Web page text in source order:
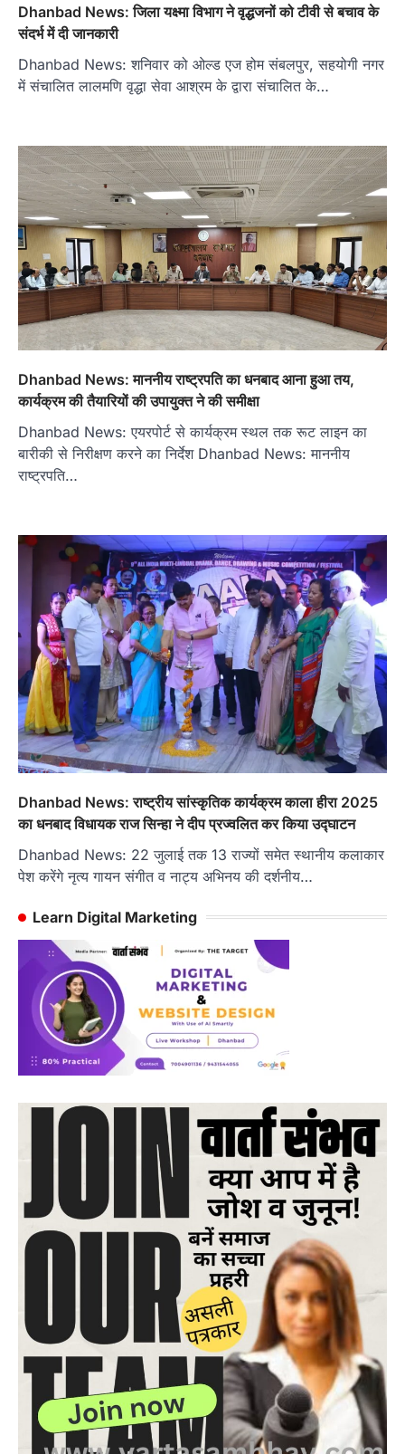
Dhanbad News: जिला यक्ष्मा विभाग ने वृद्धजनों को टीवी से बचाव के
संदर्भ में दी जानकारी
Dhanbad News: शनिवार को ओल्ड एज होम संबलपुर, सहयोगी नगर
में संचालित लालमणि वृद्धा सेवा आश्रम के द्वारा संचालित के…
Dhanbad News: माननीय राष्ट्रपति का धनबाद आना हुआ तय,
कार्यक्रम की तैयारियों की उपायुक्त ने की समीक्षा
Dhanbad News: एयरपोर्ट से कार्यक्रम स्थल तक रूट लाइन का
बारीकी से निरीक्षण करने का निर्देश Dhanbad News: माननीय
राष्ट्रपति…
Dhanbad News: राष्ट्रीय सांस्कृतिक कार्यक्रम काला हीरा 2025
का धनबाद विधायक राज सिन्हा ने दीप प्रज्वलित कर किया उद्घाटन
Dhanbad News: 22 जुलाई तक 13 राज्यों समेत स्थानीय कलाकार
पेश करेंगे नृत्य गायन संगीत व नाट्य अभिनय की दर्शनीय…
Learn Digital Marketing